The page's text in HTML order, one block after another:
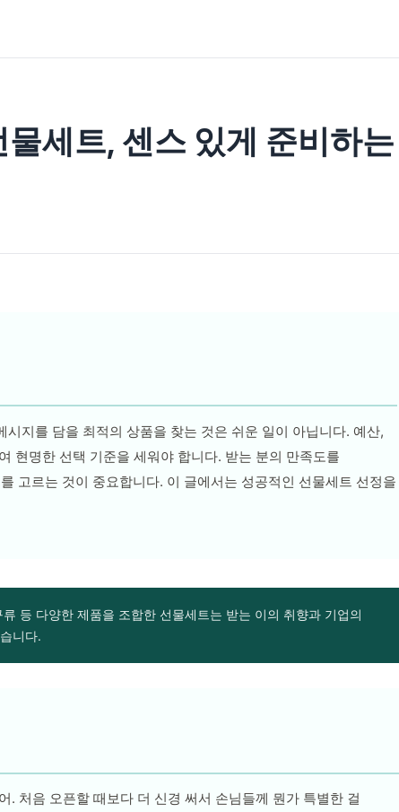
세트, 센스 있게 준비하는
지를 담을 최적의 상품을 찾는 것은 쉬운 일이 아닙니다. 예산,
현명한 선택 기준을 세워야 합니다. 받는 분의 만족도를
고르는 것이 중요합니다. 이 글에서는 성공적인 선물세트 선정을
등 다양한 제품을 조합한 선물세트는 받는 이의 취향과 기업의
니다.
. 처음 오픈할 때보다 더 신경 써서 손님들께 뭔가 특별한 걸